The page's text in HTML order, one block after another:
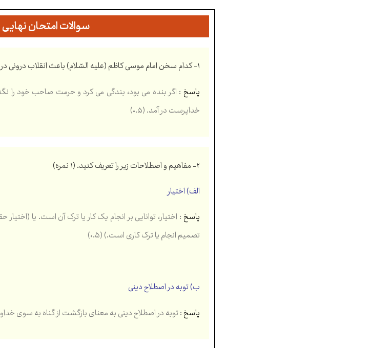
سوالات امتحان نهایی دین و زندگی ۳
۱- کدام سخن امام موسی کاظم (علیه السّلام) باعث انقلاب درونی در “بُشر بن حارث” شد
پاسخ
خداپرست در آمد. (۰.۵)
۲- مفاهیم و اصطلاحات زیر را تعریف کنید. (۱ نمره)
الف) اختیار
پاسخ: اختیار، توانایی بر انجام یک کار یا ترک آن است. یا
تصمیم انجام یا ترک کاری است.) (۰.۵)
ب) توبه در اصطلاح دینی
پاسخ: توبه در اصطلاح دینی به معنای بازگشت از گناه به سوی